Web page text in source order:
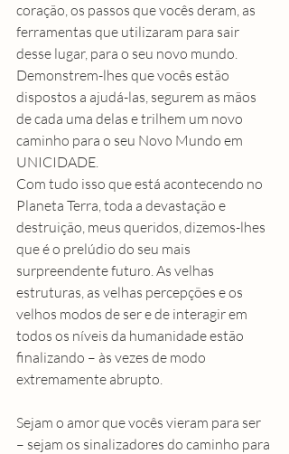
coração, os passos que vocês deram, as
ferramentas que utilizaram para sair
desse lugar, para o seu novo mundo.
Demonstrem-lhes que vocês estão
dispostos a ajudá-las, segurem as mãos
de cada uma delas e trilhem um novo
caminho para o seu Novo Mundo em
UNICIDADE.
Com tudo isso que está acontecendo no
Planeta Terra, toda a devastação e
destruição, meus queridos, dizemos-lhes
que é o prelúdio do seu mais
surpreendente futuro. As velhas
estruturas, as velhas percepções e os
velhos modos de ser e de interagir em
todos os níveis da humanidade estão
finalizando – às vezes de modo
extremamente abrupto.
Sejam o amor que vocês vieram para ser
– sejam os sinalizadores do caminho para